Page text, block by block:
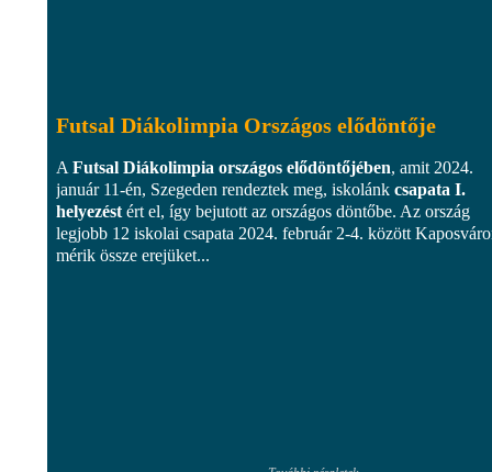
Futsal Diákolimpia Országos elődöntője
A Futsal Diákolimpia országos elődöntőjében, amit 2024.
január 11-én, Szegeden rendeztek meg, iskolánk csapata I.
helyezést ért el, így bejutott az országos döntőbe. Az ország
legjobb 12 iskolai csapata 2024. február 2-4. között
mérik össze erejüket...